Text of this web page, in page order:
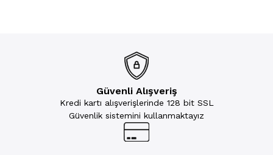
Güvenli Alışveriş
Kredi kartı alışverişlerinde 128 bit SSL
Güvenlik sistemini kullanmaktayız